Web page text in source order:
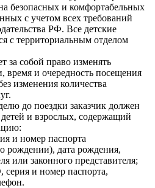
безопасных и комфортабельных
с учетом всех требований
РФ. Все детские
с территориальным отделом
за собой право изменять
время и очередность посещения
изменения количества
до поездки заказчик должен
и взрослых, содержащий
и номер паспорта
о рождении), дата рождения,
или законного представителя;
и номер паспорта,